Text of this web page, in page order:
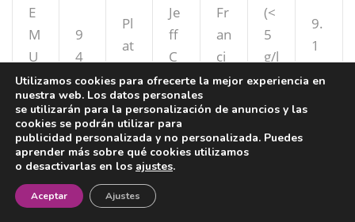
E
M
U
LE
R
O
SE
9
4
Pl
at
a
Je
ff
C
ar
re
l
Fr
an
ci
a
(<
5
g/l
si
n
ad
9.
1
0
¡Newsletter!
Utilizamos cookies para ofrecerte la mejor experiencia en
nuestra web. Los datos personales
se utilizarán para la personalización de anuncios y las
cookies se podrán utilizar para
publicidad personalizada y no personalizada. Puedes
aprender más sobre qué cookies utilizamos
o desactivarlas en los ajustes.
Aceptar Ajustes